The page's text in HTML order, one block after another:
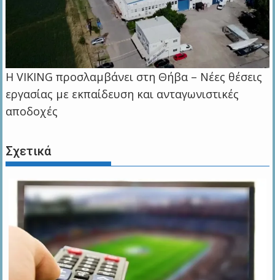
Η VIKING προσλαμβάνει στη Θήβα – Νέες θέσεις
εργασίας με εκπαίδευση και ανταγωνιστικές
αποδοχές
Σχετικά